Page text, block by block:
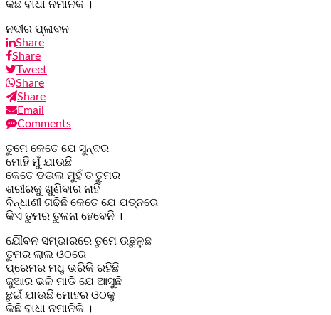
କିଛି ବାଧା ନମାନିକି ।
ନଦୀର ପ୍ଳାବନ
Share
Share
Tweet
Share
Share
Email
Comments
ତୁମେ କେତେ ଯେ ସୁନ୍ଦର
ମୋହି ମୁଁ ଯାଉଛି
କେତେ ଡଉଲ ମୁହଁ ତ ତୁମର
ଶରୀରକୁ ଖୁଣିବାର ନାହିଁ
ବିନ୍ଧାଣୀ ଗଢିଛି କେତେ ଯେ ଯତ୍ନରେ
କିଏ ତୁମର ତୁଳନା ହେବେନି ।
ଯୌବନ ସମ୍ଭାରରେ ତୁମେ ଉଛୁଳୁଛ
ତୁମର ଲାଲ ଓଠରେ
ପ୍ରେମର ମଧୁ ଭରିକି ରହିଛି
ଜୁଆର ଭଳି ମାଡି ଯେ ଆସୁଛି
ଛୁଇଁ ଯାଉଛି ମୋହର ଓଠକୁ
କିଛି ବାଧା ନମାନିକି ।